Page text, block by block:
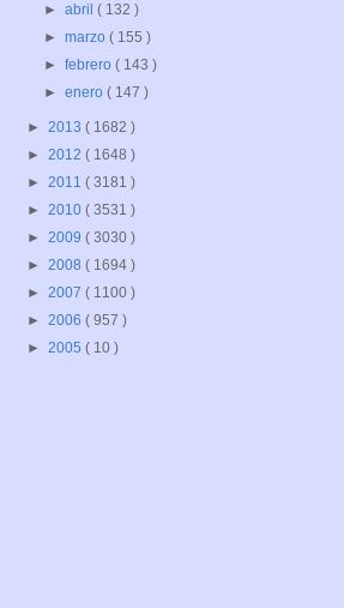
►abril( 132 )
►marzo( 155 )
►febrero( 143 )
►enero( 147 )
► 2013 ( 1682 )
► 2012 ( 1648 )
► 2011 ( 3181 )
► 2010 ( 3531 )
► 2009 ( 3030 )
► 2008 ( 1694 )
► 2007 ( 1100 )
► 2006 ( 957 )
► 2005 ( 10 )